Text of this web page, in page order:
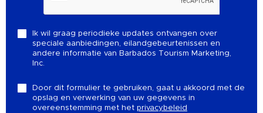
Ik wil graag periodieke updates ontvangen over
speciale aanbiedingen, eilandgebeurtenissen en
andere informatie van Barbados Tourism Marketing,
Inc.
Door dit formulier te gebruiken, gaat u akkoord met de
opslag en verwerking van uw gegevens in
overeenstemming met het privacybeleid